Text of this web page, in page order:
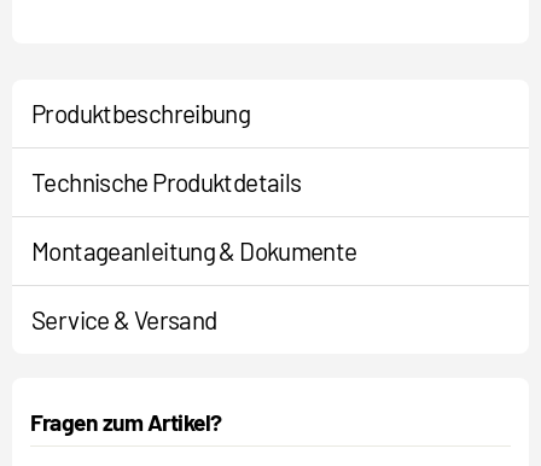
Produktbeschreibung
Technische Produktdetails
Montageanleitung & Dokumente
Service & Versand
Fragen zum Artikel?